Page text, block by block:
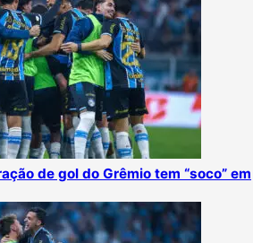
de gol do Grêmio tem “soco” em